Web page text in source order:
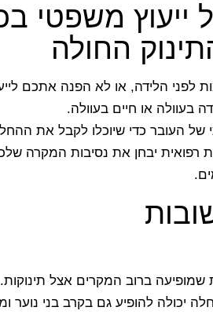
משפטי
החולה
הלידה, או לא הפנה אתכם
בעוולה או חיים בעוולה.
של העובר כדי שיוכלו לקבל את
רפואית יבחן את נסיבות המקרה
שמופיעה ברוב המקרים אצל תינוקות.
להופיע גם בקרב בני נוער